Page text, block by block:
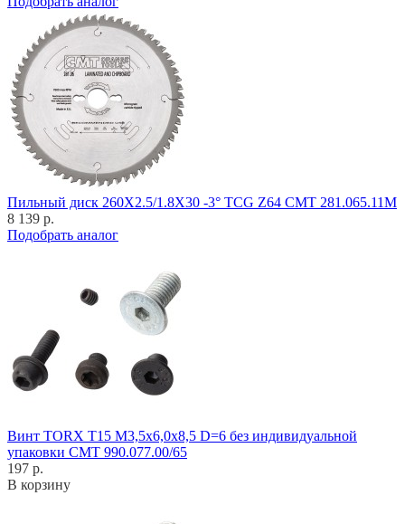
Пильный диск 260X2.5/1.8X30 -3° TCG Z64 CMT 281.065.11M
8 139 р.
Подобрать аналог
Винт TORX T15 M3,5x6,0x8,5 D=6 без индивидуальной
упаковки CMT 990.077.00/65
197 р.
В корзину